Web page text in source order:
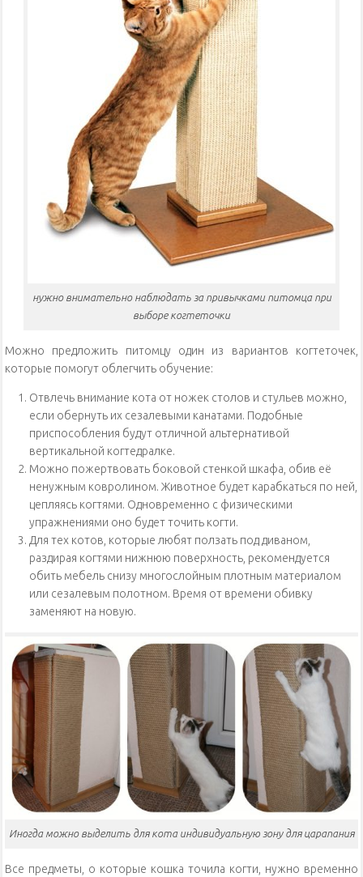
нужно внимательно наблюдать за привычками питомца при
выборе когтеточки
Можно предложить питомцу один из вариантов когтеточек,
которые помогут облегчить обучение:
Отвлечь внимание кота от ножек столов и стульев можно,
если обернуть их сезалевыми канатами. Подобные
приспособления будут отличной альтернативой
вертикальной когтедралке.
Можно пожертвовать боковой стенкой шкафа, обив её
ненужным ковролином. Животное будет карабкаться по ней,
цепляясь когтями. Одновременно с физическими
упражнениями оно будет точить когти.
Для тех котов, которые любят ползать под диваном,
раздирая когтями нижнюю поверхность, рекомендуется
обить мебель снизу многослойным плотным материалом
или сезалевым полотном. Время от времени обивку
заменяют на новую.
Иногда можно выделить для кота индивидуальную зону для царапания
Все предметы, о которые кошка точила когти, нужно временно